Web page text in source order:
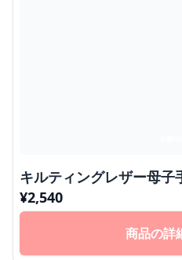
キルティングレザー母子
¥2,540
商品の詳